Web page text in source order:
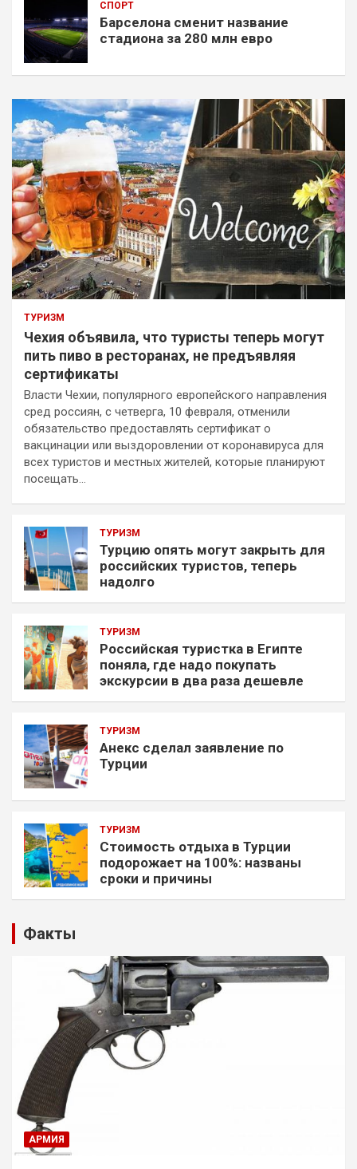
СПОРТ
Барселона сменит название
стадиона за 280 млн евро
ТУРИЗМ
Чехия объявила, что туристы теперь могут
пить пиво в ресторанах, не предъявляя
сертификаты
Власти Чехии, популярного европейского направления
сред россиян, с четверга, 10 февраля, отменили
обязательство предоставлять сертификат о
вакцинации или выздоровлении от коронавируса для
всех туристов и местных жителей, которые планируют
посещать…
ТУРИЗМ
Турцию опять могут закрыть для
российских туристов, теперь
надолго
ТУРИЗМ
Российская туристка в Египте
поняла, где надо покупать
экскурсии в два раза дешевле
ТУРИЗМ
Анекс сделал заявление по
Турции
ТУРИЗМ
Стоимость отдыха в Турции
подорожает на 100%: названы
сроки и причины
Факты
АРМИЯ